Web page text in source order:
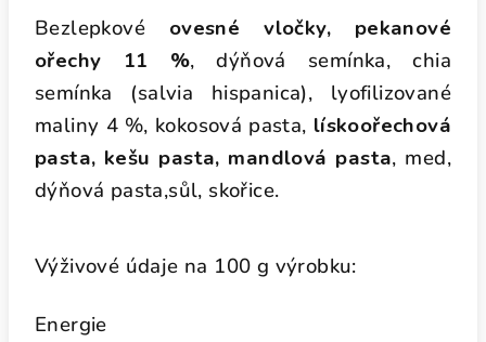
Bezlepkové ovesné vločky, pekanové
ořechy 11 %, dýňová semínka, chia
semínka (salvia hispanica), lyofilizované
maliny 4 %, kokosová pasta, lískoořechová
pasta, kešu pasta, mandlová pasta, med,
dýňová pasta,sůl, skořice.
Výživové údaje na 100 g výrobku:
Energie